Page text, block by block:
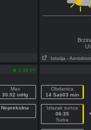
Istorija -
1:39 pm
Max
30.02 inHg
Neprekidna
Obdanica
14 Sati03 min
Izlazak sunca
06:35
Sutra